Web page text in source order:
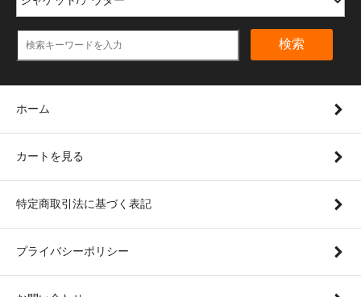
検索
ホーム
カートを見る
特定商取引法に基づく表記
プライバシーポリシー